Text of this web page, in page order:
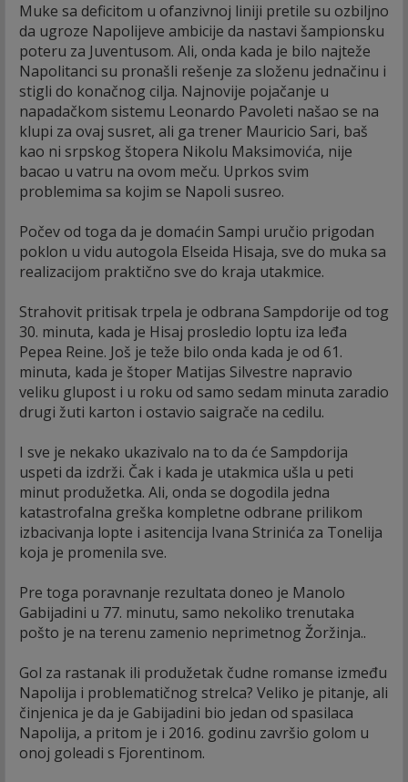
Muke sa deficitom u ofanzivnoj liniji pretile su ozbiljno
da ugroze Napolijeve ambicije da nastavi šampionsku
poteru za Juventusom. Ali, onda kada je bilo najteže
Napolitanci su pronašli rešenje za složenu jednačinu i
stigli do konačnog cilja. Najnovije pojačanje u
napadačkom sistemu Leonardo Pavoleti našao se na
klupi za ovaj susret, ali ga trener Mauricio Sari, baš
kao ni srpskog štopera Nikolu Maksimovića, nije
bacao u vatru na ovom meču. Uprkos svim
problemima sa kojim se Napoli susreo.
Počev od toga da je domaćin Sampi uručio prigodan
poklon u vidu autogola Elseida Hisaja, sve do muka sa
realizacijom praktično sve do kraja utakmice.
Strahovit pritisak trpela je odbrana Sampdorije od tog
30. minuta, kada je Hisaj prosledio loptu iza leđa
Pepea Reine. Još je teže bilo onda kada je od 61.
minuta, kada je štoper Matijas Silvestre napravio
veliku glupost i u roku od samo sedam minuta zaradio
drugi žuti karton i ostavio saigrače na cedilu.
I sve je nekako ukazivalo na to da će Sampdorija
uspeti da izdrži. Čak i kada je utakmica ušla u peti
minut produžetka. Ali, onda se dogodila jedna
katastrofalna greška kompletne odbrane prilikom
izbacivanja lopte i asitencija Ivana Strinića za Tonelija
koja je promenila sve.
Pre toga poravnanje rezultata doneo je Manolo
Gabijadini u 77. minutu, samo nekoliko trenutaka
pošto je na terenu zamenio neprimetnog Žoržinja..
Gol za rastanak ili produžetak čudne romanse između
Napolija i problematičnog strelca? Veliko je pitanje, ali
činjenica je da je Gabijadini bio jedan od spasilaca
Napolija, a pritom je i 2016. godinu završio golom u
onoj goleadi s Fjorentinom.